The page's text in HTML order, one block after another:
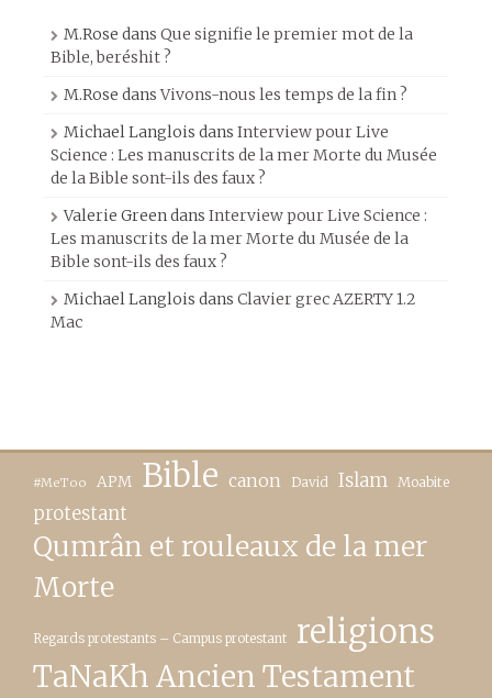
M.Rose dans Que signifie le premier mot de la
Bible, beréshit ?
M.Rose dansVivons-nous les temps de la fin ?
Michael Langlois dans Interview pour Live
Science : Les manuscrits de la mer Morte du Musée
de la Bible sont-ils des faux ?
Valerie Greendans Interview pour Live Science :
Les manuscrits de la mer Morte du Musée de la
Bible sont-ils des faux ?
Michael Langlois dans Clavier grec AZERTY 1.2
Mac
#MeToo APM Bible canon David Islam Moabite
protestant
Qumrân et rouleaux de la mer
Morte
Regards protestants – Campus protestant religions
TaNaKh Ancien Testament